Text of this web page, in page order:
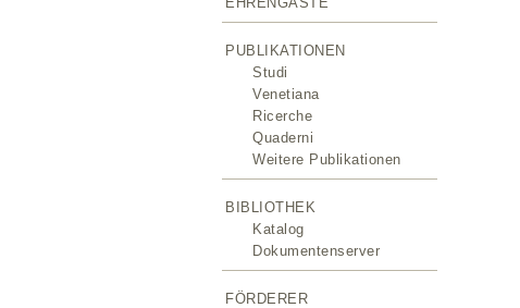
PUBLIKATIONEN
Studi
Venetiana
Ricerche
Quaderni
Weitere Publikationen
BIBLIOTHEK
Katalog
Dokumentenserver
FÖRDERER